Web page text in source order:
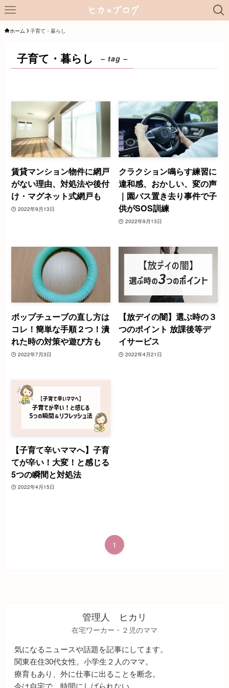
ホーム 子育て・暮らし
子育て・暮らし – tag –
賃貸マンション物件に網戸
がない理由、対処法や後付
け・マグネット式網戸も
2022年9月13日
クラクション鳴らす練習に
違和感、おかしい、変の声
｜園バス置き去り事件で子
供がSOS訓練
2022年9月13日
ポップチューブの直し方は
コレ！簡単な手順２つ！潰
れた時の対策や遊び方も
2022年7月3日
【放デイの闇】選ぶ時の３
つのポイント 放課後等デ
イサービス
2022年4月21日
【子育て辛いママへ】子育
てが辛い！大変！と感じる
5つの瞬間と対処法
2022年4月15日
1
管理人 ヒカリ
在宅ワーカー・２児のママ
気になるニュースや話題を記事にしてます。
関東在住30代女性。小学生２人のママ。
療育もあり、外に仕事に出ることを断念。
今は自宅で、時間にしばられない